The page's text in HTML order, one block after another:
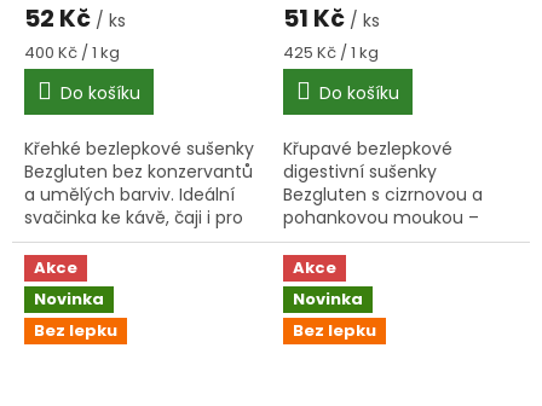
52 Kč / ks
Měrná
cena:
400 Kč / 1 kg
Do košíku
Křehké bezlepkové sušenky
Bezgluten bez konzervantů
a umělých barviv. Ideální
svačinka ke kávě, čaji i pro
děti. Vhodné pro celiaky!
51 Kč / ks
Měrná
cena:
425 Kč / 1 kg
Do košíku
Křupavé bezlepkové
digestivní sušenky
Bezgluten s cizrnovou a
pohankovou moukou –
skvělá svačinka ke kávě
nebo čaji. Balení 120 g.
Akce
Novinka
Bez lepku
Akce
Novinka
Bez lepku